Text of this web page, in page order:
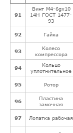
91
Винт М4-6gх10
14Н ГОСТ 1477-
93
92 Гайка
93
Колесо
компрессора
94
Кольцо
уплотнительное
95 Ротор
96
Пластина
замочная
97 Лопатка рабочая